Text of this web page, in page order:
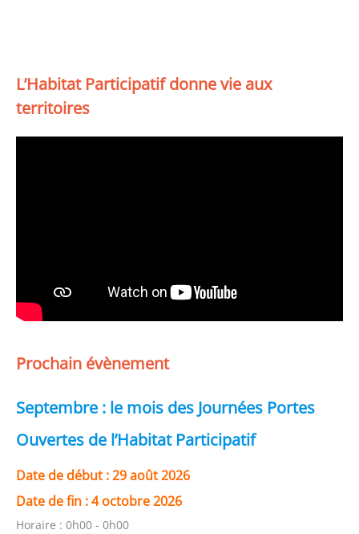
L’Habitat Participatif donne vie aux
territoires
Prochain évènement
Septembre : le mois des Journées Portes
Ouvertes de l’Habitat Participatif
Date de début :29 août 2026
Date de fin :4 octobre 2026
Horaire : 0h00 - 0h00